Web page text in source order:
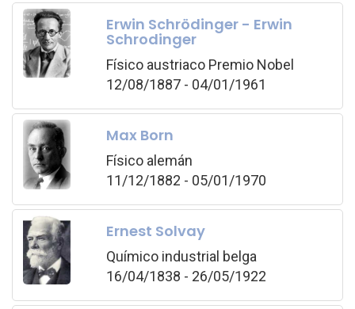
Erwin Schrödinger - Erwin
Schrodinger
Físico austriaco Premio Nobel
12/08/1887 - 04/01/1961
Max Born
Físico alemán
11/12/1882 - 05/01/1970
Ernest Solvay
Químico industrial belga
16/04/1838 - 26/05/1922